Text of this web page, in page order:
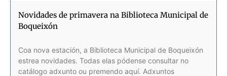
Novidades de primavera na Biblioteca Municipal de
Boqueixón
Coa nova estación, a Biblioteca Municipal de Boqueixón
estrea novidades. Todas elas pódense consultar no
catálogo adxunto ou premendo aquí. Adxuntos